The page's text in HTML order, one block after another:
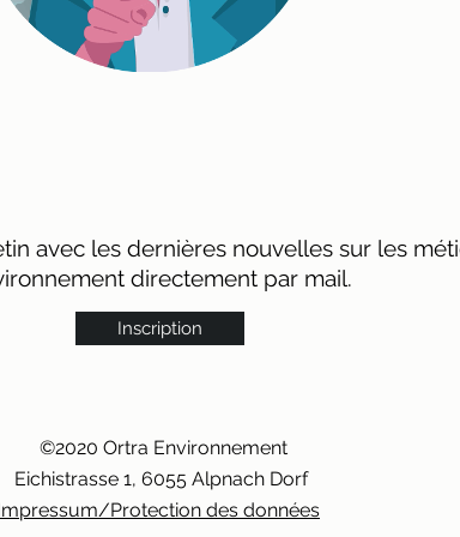
avec les dernières nouvelles sur les
directement par mail.
Inscription
©2020 Ortra Environnement
Eichistrasse 1, 6055 Alpnach Dorf
Protection des données